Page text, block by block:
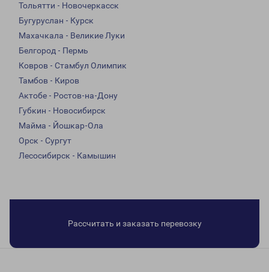
Тольятти - Новочеркасск
Бугуруслан - Курск
Махачкала - Великие Луки
Белгород - Пермь
Ковров - Стамбул Олимпик
Тамбов - Киров
Актобе - Ростов-на-Дону
Губкин - Новосибирск
Майма - Йошкар-Ола
Орск - Сургут
Лесосибирск - Камышин
Рассчитать и заказать перевозку